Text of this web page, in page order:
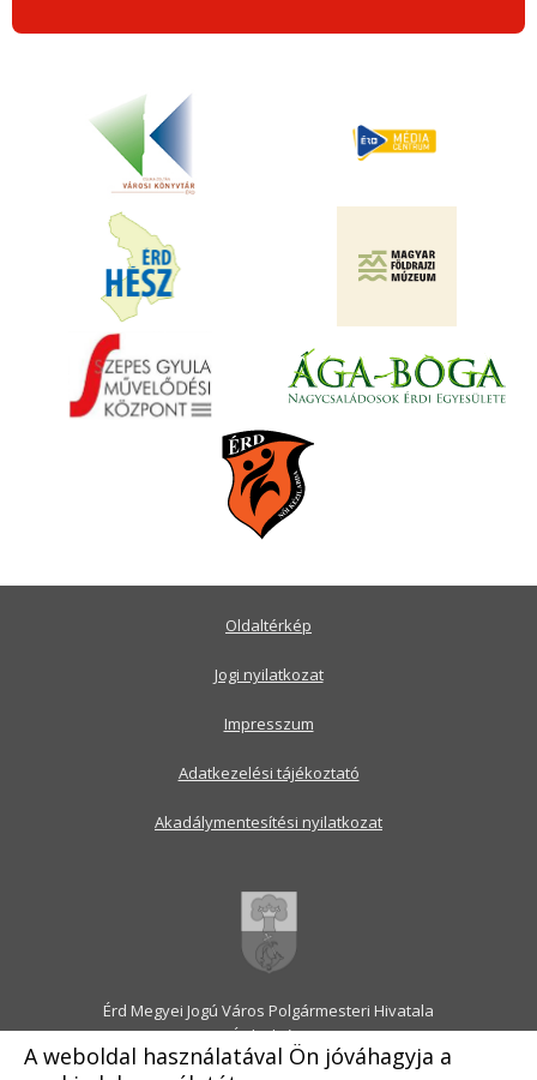
A weboldal használatával Ön jóváhagyja a
Érd Megyei Jogú Város Polgármesteri Hivatala
2030 Érd, Alsó utca 1.
Levélcím: 2031 Érd, Pf.: 31
Oldaltérkép
Jogi nyilatkozat
Impresszum
Adatkezelési tájékoztató
Akadálymentesítési nyilatkozat